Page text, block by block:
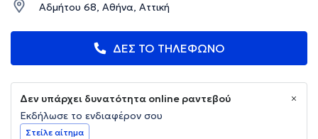
Αδμήτου 68, Αθήνα, Αττική
ΔΕΣ ΤΟ ΤΗΛΕΦΩΝΟ
Δεν υπάρχει δυνατότητα online ραντεβού
Εκδήλωσε το ενδιαφέρον σου
Στείλε αίτημα